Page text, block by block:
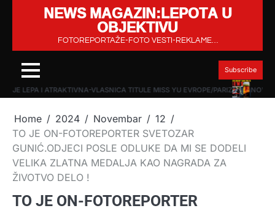
NEWS MAGAZIN:LEPOTA U
OBJEKTIVU
FOTOREPORTAŽE-FOTO VESTI-REKLAME…
Subscribe
JE LEPA I ATRAKTIVNA-VLASNICA TITULE MISS YU EVROPE/PARIZ
Home 2024 Novembar
12
TO JE ON-FOTOREPORTER SVETOZAR
GUNIĆ.ODJECI POSLE ODLUKE DA MI SE DODELI
VELIKA ZLATNA MEDALJA KAO NAGRADA ZA
ŽIVOTVO DELO !
TO JE ON-FOTOREPORTER